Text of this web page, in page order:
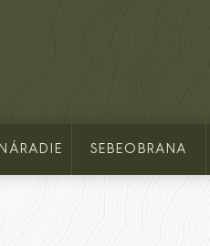
SEBEOBRANA